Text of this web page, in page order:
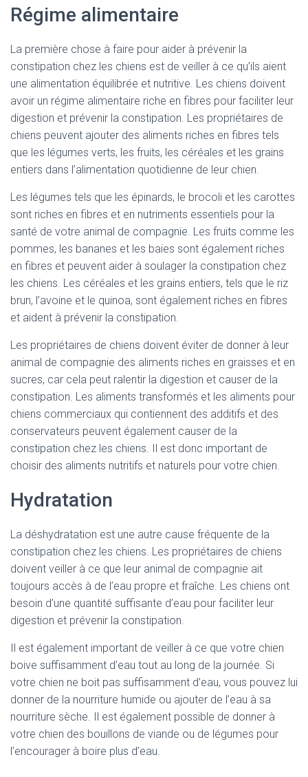
Régime alimentaire
La première chose à faire pour aider à prévenir la
constipation chez les chiens est de veiller à ce qu’ils aient
une alimentation équilibrée et nutritive. Les chiens doivent
avoir un régime alimentaire riche en fibres pour faciliter leur
digestion et prévenir la constipation. Les propriétaires de
chiens peuvent ajouter des aliments riches en fibres tels
que les légumes verts, les fruits, les céréales et les grains
entiers dans l’alimentation quotidienne de leur chien.
Les légumes tels que les épinards, le brocoli et les carottes
sont riches en fibres et en nutriments essentiels pour la
santé de votre animal de compagnie. Les fruits comme les
pommes, les bananes et les baies sont également riches
en fibres et peuvent aider à soulager la constipation chez
les chiens. Les céréales et les grains entiers, tels que le riz
brun, l’avoine et le quinoa, sont également riches en fibres
et aident à prévenir la constipation.
Les propriétaires de chiens doivent éviter de donner à leur
animal de compagnie des aliments riches en graisses et en
sucres, car cela peut ralentir la digestion et causer de la
constipation. Les aliments transformés et les aliments pour
chiens commerciaux qui contiennent des additifs et des
conservateurs peuvent également causer de la
constipation chez les chiens. Il est donc important de
choisir des aliments nutritifs et naturels pour votre chien.
Hydratation
La déshydratation est une autre cause fréquente de la
constipation chez les chiens. Les propriétaires de chiens
doivent veiller à ce que leur animal de compagnie ait
toujours accès à de l’eau propre et fraîche. Les chiens ont
besoin d’une quantité suffisante d’eau pour faciliter leur
digestion et prévenir la constipation.
Il est également important de veiller à ce que votre chien
boive suffisamment d’eau tout au long de la journée. Si
votre chien ne boit pas suffisamment d’eau, vous pouvez lui
donner de la nourriture humide ou ajouter de l’eau à sa
nourriture sèche. Il est également possible de donner à
votre chien des bouillons de viande ou de légumes pour
l’encourager à boire plus d’eau.